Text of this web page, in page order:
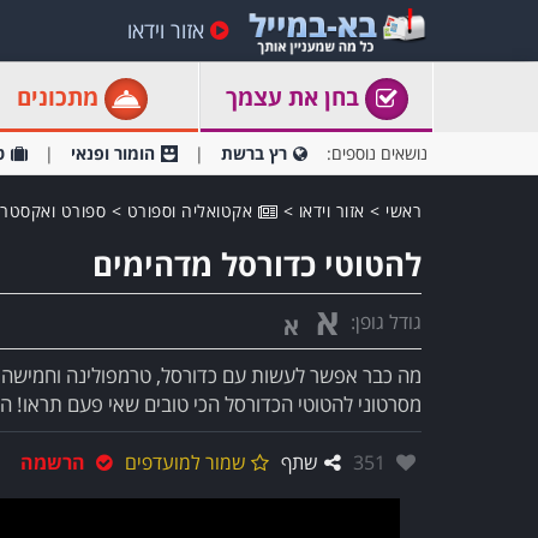
אזור וידאו
בחן את עצמך מתכונים
נושאים נוספים: רץ ברשת הומור ופנאי
ראשי > אזור וידאו > אקטואליה וספורט > ספורט
להטוטי כדורסל מדהימים
גודל גופן: א א
מה כבר אפשר לעשות עם כדורסל, טרמפולינה
מסרטוני להטוטי הכדורסל הכי טובים שאי פעם תראו!
אהבו:
351 שתף שמור למועדפים הרשמה